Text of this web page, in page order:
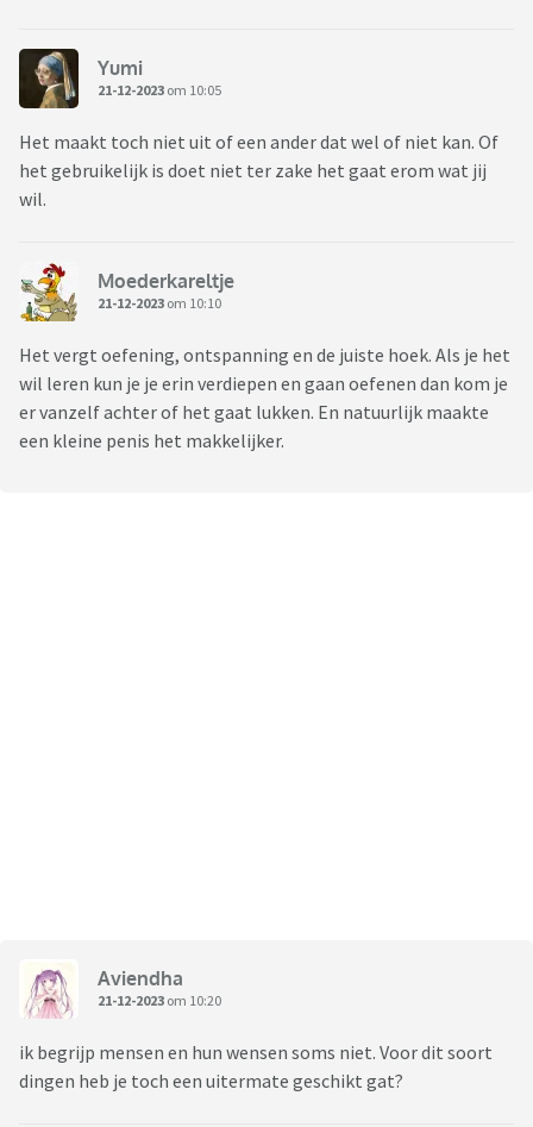
Yumi
21-12-2023 om 10:05
Het maakt toch niet uit of een ander dat wel of niet kan. Of
het gebruikelijk is doet niet ter zake het gaat erom wat jij
wil.
Moederkareltje
21-12-2023 om 10:10
Het vergt oefening, ontspanning en de juiste hoek. Als je het
wil leren kun je je erin verdiepen en gaan oefenen dan kom je
er vanzelf achter of het gaat lukken. En natuurlijk maakte
een kleine penis het makkelijker.
Aviendha
21-12-2023 om 10:20
ik begrijp mensen en hun wensen soms niet. Voor dit soort
dingen heb je toch een uitermate geschikt gat?